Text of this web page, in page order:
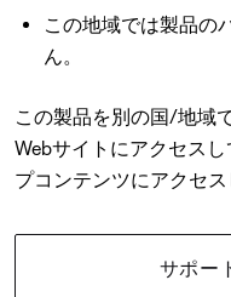
この地域では製品の
ん。
この製品を別の国/地域
Webサイトにアクセス
プコンテンツにアクセス
サポー